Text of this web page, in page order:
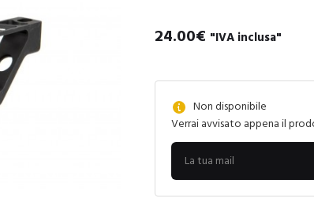
24.00€ "IVA inclusa"
Non disponibile
Verrai avvisato appena il